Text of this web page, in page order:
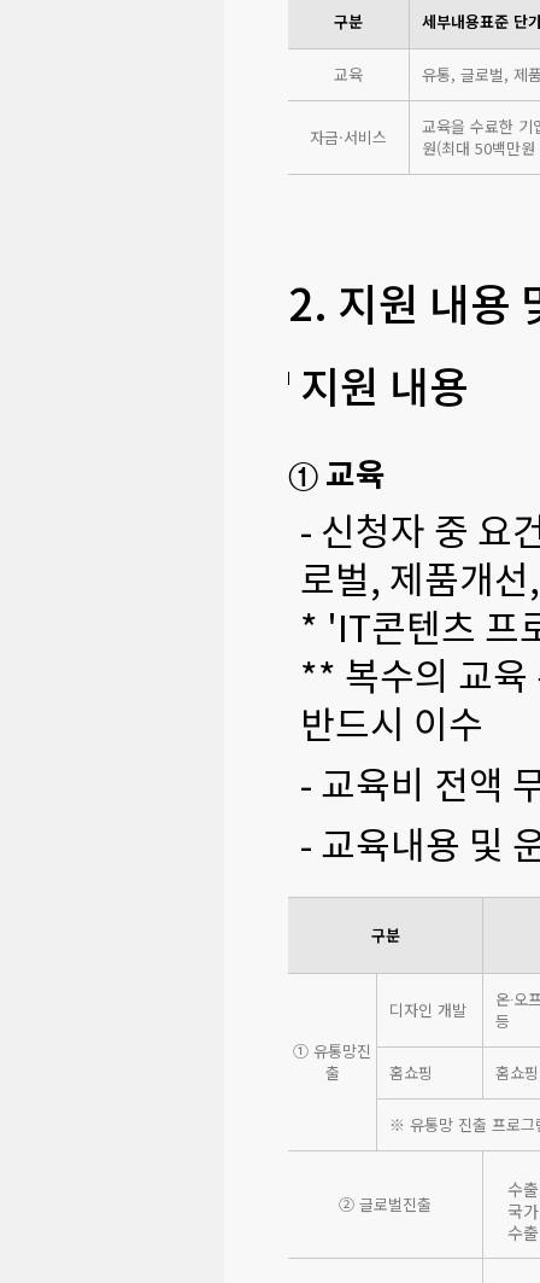
구분 세부내용표준 단
교육 유통, 글로벌, 제
자금·서비스
교육을 수료한 기
원(최대 50백만
2. 지원 내용
지원 내용
① 교육
- 신청자 중 요
로벌, 제품개
* 'IT콘텐츠 프
** 복수의 교육
반드시 이수
- 교육비 전액
- 교육내용 및
구분
① 유통망진
출
디자인 개발
온∙오
등
홈쇼핑 홈쇼
※ 유통망 진출 프로그
② 글로벌진출
수
국
수